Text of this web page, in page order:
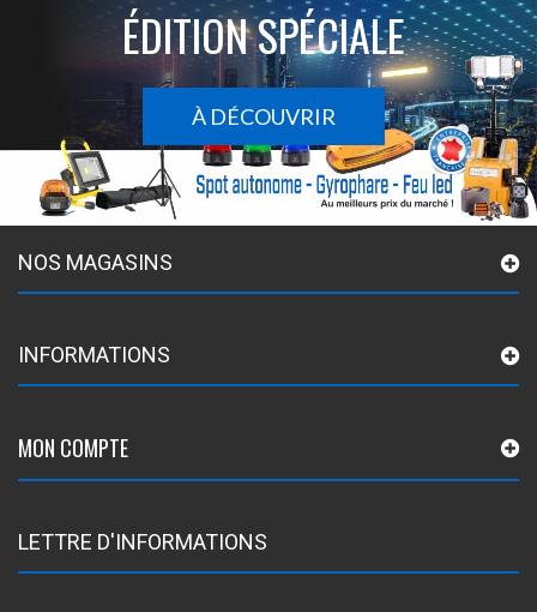
ÉDITION SPÉCIALE
À DÉCOUVRIR
NOS MAGASINS
INFORMATIONS
MON COMPTE
LETTRE D'INFORMATIONS